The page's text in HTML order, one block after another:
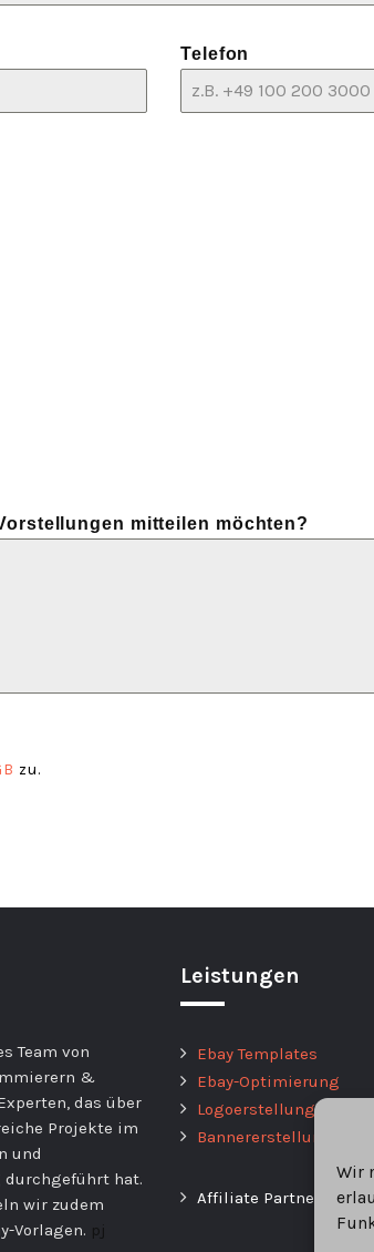
Wir
Telefon
mitteilen möchten?
zu.
Team von
&
das über
Projekte im
und
hat.
wir zudem
Vorlagen. pj
Leistungen
Ebay Templates
Ebay-Optimierung
Logoerstellung
Bannererstellung
Affiliate Partner